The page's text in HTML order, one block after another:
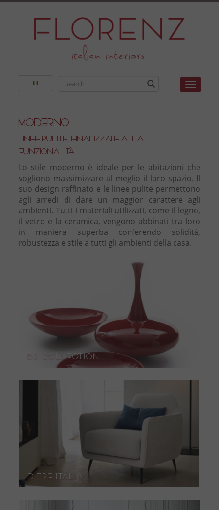
Moderno
Linee pulite, finalizzate alla
funzionalità
Lo stile moderno è ideale per le abitazioni che
vogliono massimizzare al meglio il loro spazio. Il
suo design raffinato e le linee pulite permettono
agli arredi di dare un maggior carattere agli
ambienti. Tutti i materiali utilizzati, come il legno,
il vetro e la ceramica, vengono abbinati tra loro
in maniera superba conferendo solidità,
robustezza e stile a tutti gli ambienti della casa.
BS Collection
Ditre Italia